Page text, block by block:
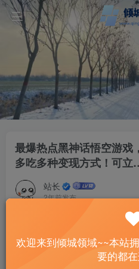
最爆热点黑神话悟空游戏
多吃多种变现方式！可
站长
2年前发布
此内容为付费资源，请付费后查看
欢迎来到倾城领域~~本站
要的都